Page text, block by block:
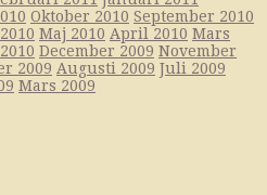
Oktober 2010 September 2010
Maj 2010 April 2010 Mars
December 2009 November
2009 Augusti 2009 Juli 2009
Mars 2009